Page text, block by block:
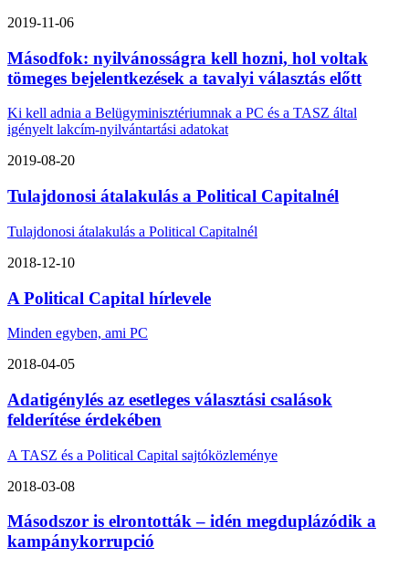
2019-11-06
Másodfok: nyilvánosságra kell hozni, hol voltak
tömeges bejelentkezések a tavalyi választás előtt
Ki kell adnia a Belügyminisztériumnak a PC és a TASZ által
igényelt lakcím-nyilvántartási adatokat
2019-08-20
Tulajdonosi átalakulás a Political Capitalnél
Tulajdonosi átalakulás a Political Capitalnél
2018-12-10
A Political Capital hírlevele
Minden egyben, ami PC
2018-04-05
Adatigénylés az esetleges választási csalások
felderítése érdekében
A TASZ és a Political Capital sajtóközleménye
2018-03-08
Másodszor is elrontották – idén megduplázódik a
kampánykorrupció